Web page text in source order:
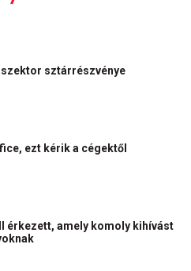
sztárrészvénye
ezt kérik a cégektől
érkezett, amely komoly kihívást